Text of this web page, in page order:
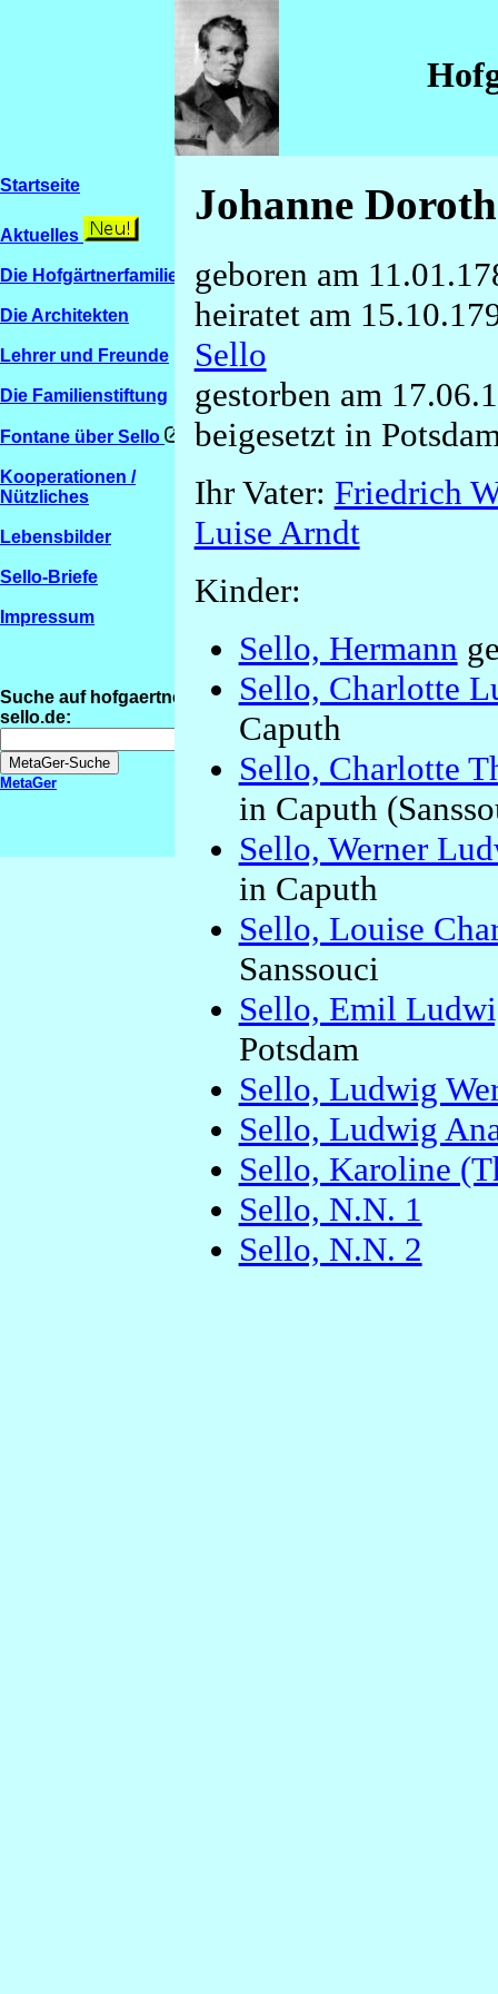
Startseite
Aktuelles
Die Hofgärtnerfamilien
Die Architekten
Lehrer und Freunde
Die Familienstiftung
Fontane über Sello
Kooperationen /
Nützliches
Lebensbilder
Sello-Briefe
Impressum
Suche auf hofgaertner-
sello.de:
MetaGer
Johanne
geboren am
heiratet am
Sello
gestorben am
beigesetzt in
Ihr Vater: Friedrich
Luise Arndt
Kinder:
Sello, Hermann
Sello, Charlotte
Caputh
Sello, Charlotte
in Caputh
Sello, Werner
in Caputh
Sello, Louise
Sanssouci
Sello, Emil
Potsdam
Sello, Ludwig
Sello, Ludwig
Sello, Karoline
Sello, N.N. 1
Sello, N.N. 2